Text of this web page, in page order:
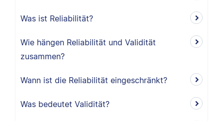
Was ist Reliabilität?
Wie hängen Reliabilität und Validität
zusammen?
Wann ist die Reliabilität eingeschränkt?
Was bedeutet Validität?